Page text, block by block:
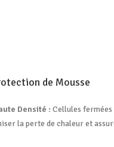
de Mousse
Densité : Cellules
la perte de chaleur et